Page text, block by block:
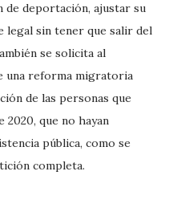
de deportación, ajustar su
legal sin tener que salir del
se solicita al
una reforma migratoria
de las personas que
2020, que no hayan
pública, como se
completa.